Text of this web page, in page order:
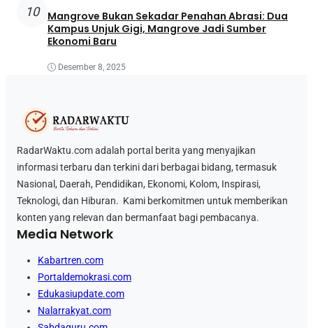
10
Mangrove Bukan Sekadar Penahan Abrasi: Dua
Kampus Unjuk Gigi, Mangrove Jadi Sumber
Ekonomi Baru
Desember 8, 2025
RadarWaktu.com adalah portal berita yang menyajikan
informasi terbaru dan terkini dari berbagai bidang, termasuk
Nasional, Daerah, Pendidikan, Ekonomi, Kolom, Inspirasi,
Teknologi, dan Hiburan. Kami berkomitmen untuk memberikan
konten yang relevan dan bermanfaat bagi pembacanya.
Media Network
Kabartren.com
Portaldemokrasi.com
Edukasiupdate.com
Nalarrakyat.com